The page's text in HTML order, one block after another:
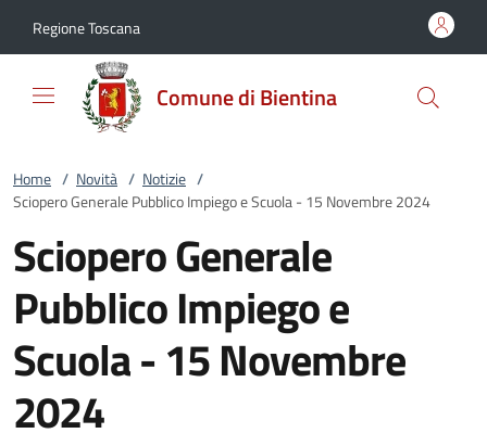
Regione Toscana
Comune di Bientina
Home / Novità / Notizie /
Sciopero Generale Pubblico Impiego e Scuola - 15 Novembre 2024
Sciopero Generale
Pubblico Impiego e
Scuola - 15 Novembre
2024